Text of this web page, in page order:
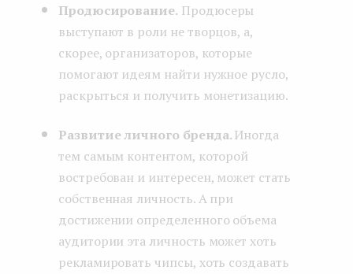
Продюсирование. Продюсеры
выступают в роли не творцов, а,
скорее, организаторов, которые
помогают идеям найти нужное русло,
раскрыться и получить монетизацию.
Развитие личного бренда.Иногда
тем самым контентом, которой
востребован и интересен, может стать
собственная личность. А при
достижении определенного объема
аудитории эта личность может хоть
рекламировать чипсы, хоть создавать